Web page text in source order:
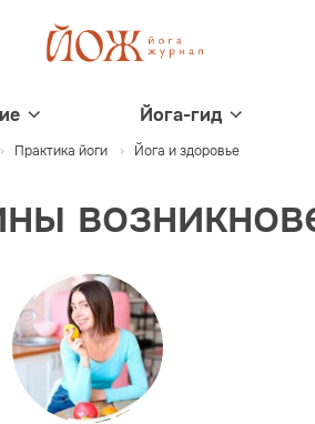
Йога-гид
Практика йоги Йога и здоровье